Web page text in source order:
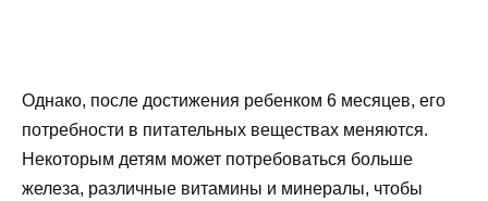
Однако, после достижения ребенком 6 месяцев, его
потребности в питательных веществах меняются.
Некоторым детям может потребоваться больше
железа, различные витамины и минералы, чтобы